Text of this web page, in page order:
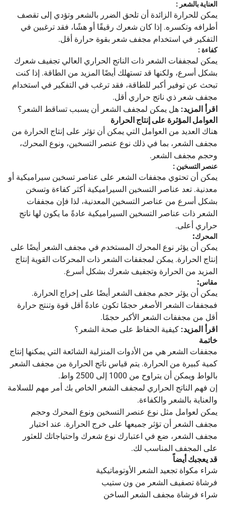
العناية بالشعر :
يمكن للحرارة الزائدة أن تلحق الضرر بالشعر وتؤدي إلى تقصف
أطرافه وتكسره. إذا كان شعرك رقيقًا أو هشًا، فقد ترغبين في
التفكير في استخدام مجفف شعر بقوة حرارة أقل.
كفاءة :
يمكن لمجففات الشعر ذات الناتج الحراري العالي تجفيف شعرك
بشكل أسرع، ولكنها قد تستهلك أيضًا المزيد من الطاقة. إذا كنت
تبحث عن توفير أكبر للطاقة، فقد ترغب في التفكير في استخدام
مجفف شعر ذي ناتج حراري أقل.
اقرأ المزيد: هل يمكن لمجفف الشعر أن يسبب تساقط الشعر؟
العوامل المؤثرة على إنتاج الحرارة
هناك العديد من العوامل التي يمكن أن تؤثر على إنتاج الحرارة من
مجفف الشعر، بما في ذلك نوع عنصر التسخين، ونوع المحرك،
وحجم مجفف الشعر.
عنصر التسخين :
يمكن أن تحتوي مجففات الشعر على عناصر تسخين سيراميكية أو
معدنية. تعد عناصر التسخين السيراميكية أكثر كفاءة وتسخن
بشكل أسرع من عناصر التسخين المعدنية، لذا فإن مجففات
الشعر ذات عناصر التسخين السيراميكية عادةً ما يكون لها ناتج
حراري أعلى.
المحرك:
يمكن أن يؤثر نوع المحرك المستخدم في مجفف الشعر أيضًا على
إنتاج الحرارة. يمكن لمجففات الشعر ذات المحركات القوية إنتاج
المزيد من الحرارة وتجفيف شعرك بشكل أسرع.
مقاس:
يمكن أن يؤثر حجم مجفف الشعر أيضًا على إخراج الحرارة.
فمجففات الشعر الأصغر حجمًا تكون عادةً أقل قوة وتنتج حرارة
أقل من مجففات الشعر الأكبر حجمًا.
اقرأ المزيد: كيفية الحفاظ على صحة الشعر؟
خاتمة
مجففات الشعر هي من الأدوات المنزلية الشائعة التي يمكنها إنتاج
كمية كبيرة من الحرارة. يتم قياس ناتج الحرارة من مجفف الشعر
بالواط ويمكن أن يتراوح من 1000 إلى 2500 واط.
إن فهم الناتج الحراري لمجفف الشعر الخاص بك أمر مهم للسلامة
والعناية بالشعر والكفاءة.
يمكن لعوامل مثل نوع عنصر التسخين ونوع المحرك وحجم
مجفف الشعر أن تؤثر جميعها على خرج الحرارة. عند اختيار
مجفف الشعر، ضع في اعتبارك نوع شعرك واحتياجاتك للعثور
على المجفف المناسب لك.
قد يعجبك أيضاً
شراء مكواة تجعيد الشعر الأوتوماتيكية
فرشاة تصفيف الشعر من ون ستيب
شراء فرشاة مجفف الشعر الساخن